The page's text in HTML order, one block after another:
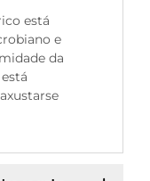
está
e
da